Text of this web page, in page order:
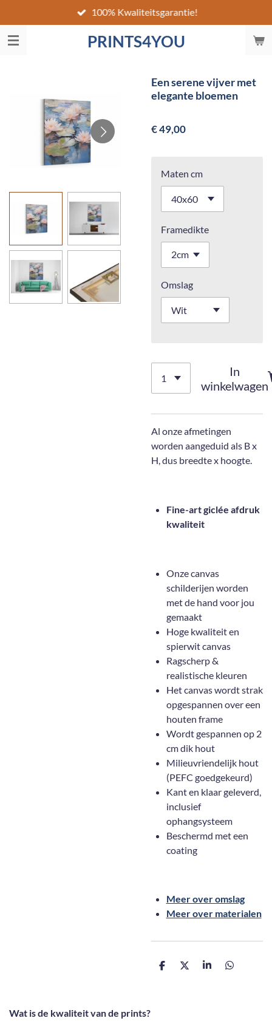
direct
naar
PRINTS4YOU
100% Kwaliteitsgarantie!
Een serene vijver met
elegante bloemen
€ 49,00
Maten cm
Framedikte
Omslag
In
winkelwagen
Al onze afmetingen
worden aangeduid als B x
H, dus breedte x hoogte.
Fine-art giclée afdruk
kwaliteit
Onze canvas
schilderijen worden
met de hand voor jou
gemaakt
Hoge kwaliteit en
spierwit canvas
Ragscherp &
realistische kleuren
Het canvas wordt strak
opgespannen over een
houten frame
Wordt gespannen op 2
cm dik hout
Milieuvriendelijk hout
(PEFC goedgekeurd)
Kant en klaar geleverd,
inclusief
ophangsysteem
Beschermd met een
coating
Meer over omslag
Meer over materialen
D
D
S
D
Wat is de kwaliteit van de prints?